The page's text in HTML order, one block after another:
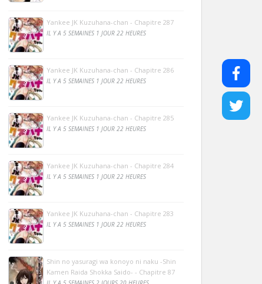
Yankee JK Kuzuhana-chan - Chapitre 287
IL Y A 5 SEMAINES 1 JOUR 22 HEURES
Yankee JK Kuzuhana-chan - Chapitre 286
IL Y A 5 SEMAINES 1 JOUR 22 HEURES
Yankee JK Kuzuhana-chan - Chapitre 285
IL Y A 5 SEMAINES 1 JOUR 22 HEURES
Yankee JK Kuzuhana-chan - Chapitre 284
IL Y A 5 SEMAINES 1 JOUR 22 HEURES
Yankee JK Kuzuhana-chan - Chapitre 283
IL Y A 5 SEMAINES 1 JOUR 22 HEURES
Shin no yasuragi wa konoyo ni naku -Shin
Kamen Raida Shokka Saido- - Chapitre 87